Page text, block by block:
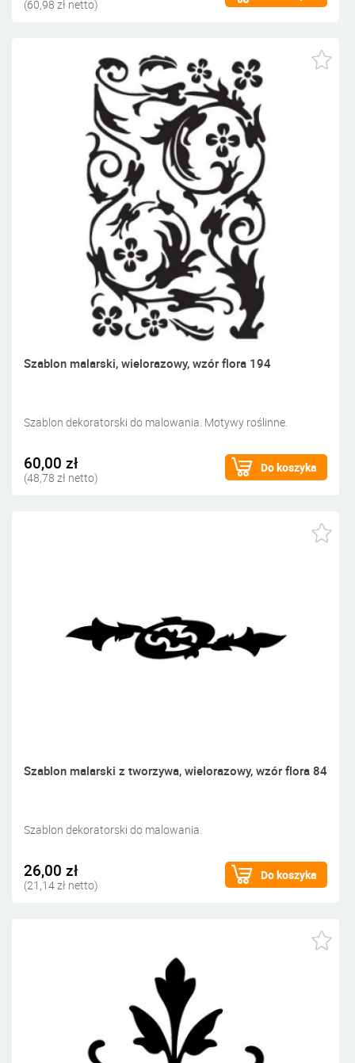
(60,98 zł netto)
Szablon malarski, wielorazowy, wzór flora 194
Szablon dekoratorski do malowania. Motywy roślinne.
60,00 zł
(48,78 zł netto)
Do koszyka
Szablon malarski z tworzywa, wielorazowy, wzór flora 84
Szablon dekoratorski do malowania.
26,00 zł
(21,14 zł netto)
Do koszyka